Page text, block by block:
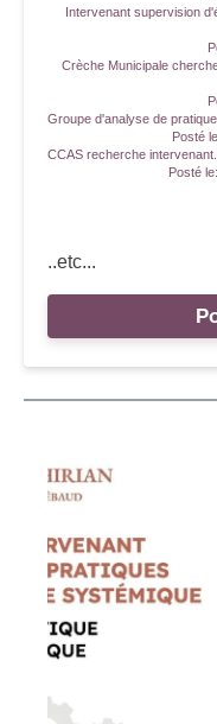
Intervenant supervision
Crèche Municipale
Groupe d'analyse de
Posté
CCAS recherche
Posté le:
..etc...